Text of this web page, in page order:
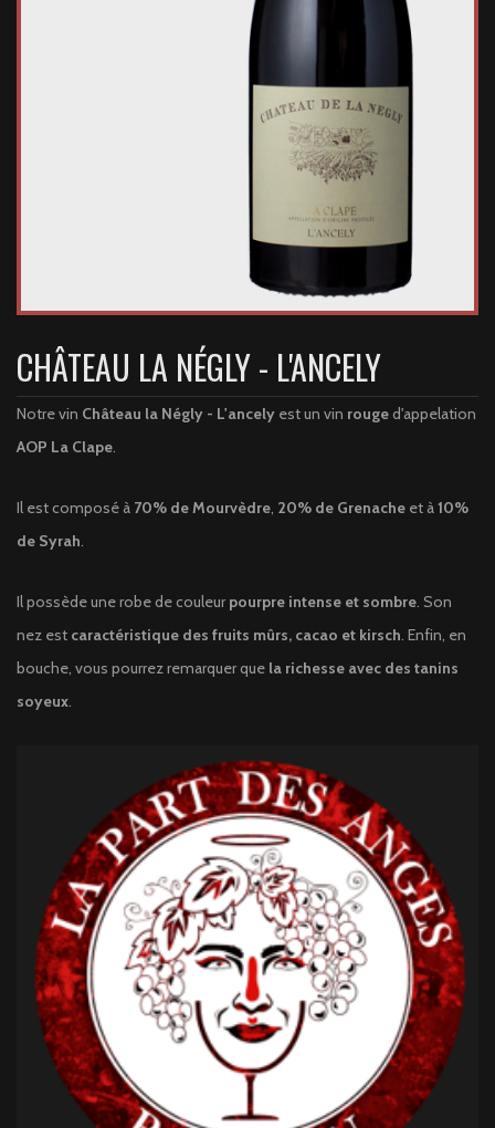
CHÂTEAU LA NÉGLY - L'ANCELY
Notre vin Château la Négly - L'ancely est un vin rouged'appelation
AOP La Clape.
Il est composé à 70% de Mourvèdre, 20% de Grenache et à10%
de Syrah.
Il possède une robe de couleur pourpre intense et sombre. Son
nez est caractéristique des fruits mûrs, cacao et kirsch. Enfin, en
bouche, vous pourrez remarquer que la richesse avec des tanins
soyeux.